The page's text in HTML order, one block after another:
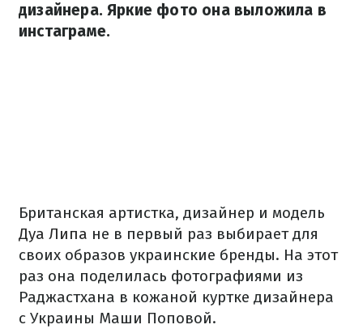
дизайнера. Яркие фото она выложила в
инстаграме.
Британская артистка, дизайнер и модель
Дуа Липа не в первый раз выбирает для
своих образов украинские бренды. На этот
раз она поделилась фотографиями из
Раджастхана в кожаной куртке дизайнера
с Украины Маши Поповой.